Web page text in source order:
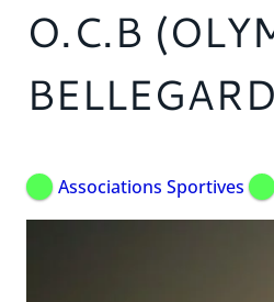
O.C.B
Associations Sportives